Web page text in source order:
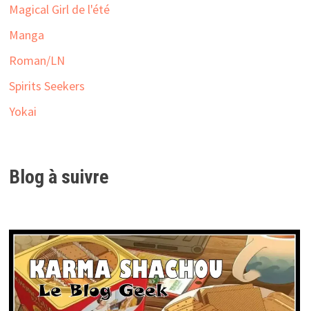
Magical Girl de l'été
Manga
Roman/LN
Spirits Seekers
Yokai
Blog à suivre